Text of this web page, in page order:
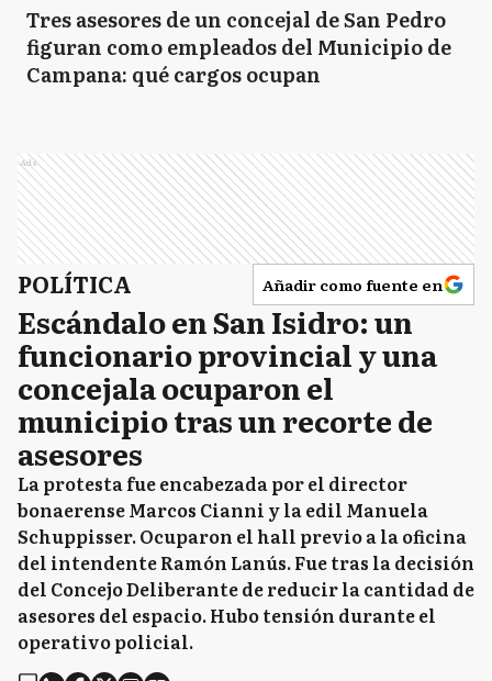
Tres asesores de un concejal de San Pedro
figuran como empleados del Municipio de
Campana: qué cargos ocupan
Ads
POLÍTICA Añadir como fuente en
Escándalo en San Isidro: un
funcionario provincial y una
concejala ocuparon el
municipio tras un recorte de
asesores
La protesta fue encabezada por el director
bonaerense Marcos Cianni y la edil Manuela
Schuppisser. Ocuparon el hall previo a la oficina
del intendente Ramón Lanús. Fue tras la decisión
del Concejo Deliberante de reducir la cantidad de
asesores del espacio. Hubo tensión durante el
operativo policial.